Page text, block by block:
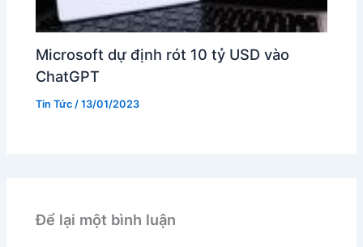
Microsoft dự định rót 10 tỷ USD vào
ChatGPT
Tin Tức /13/01/2023
Để lại một bình luận